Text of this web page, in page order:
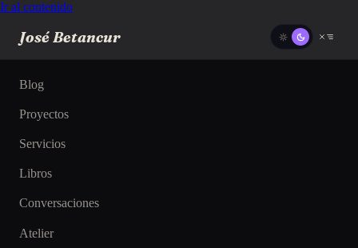
Ir al contenido
José Betancur
Blog
Proyectos
Servicios
Libros
Conversaciones
Atelier